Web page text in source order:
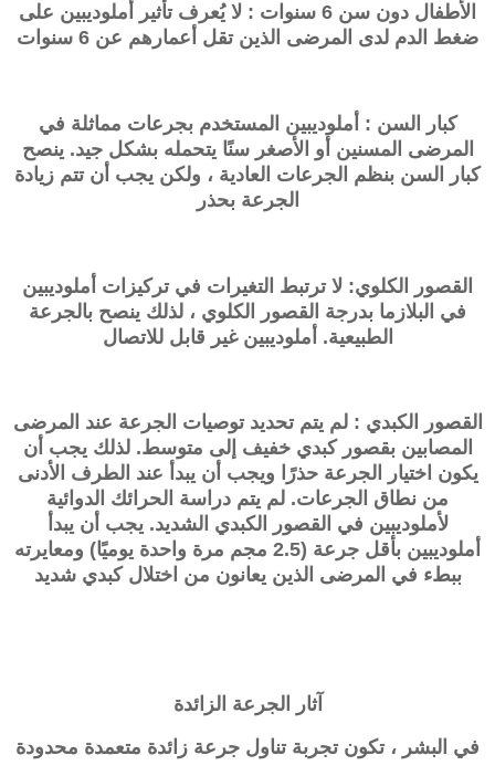
الأطفال دون سن 6 سنوات : لا يُعرف تأثير أملوديبين على
ضغط الدم لدى المرضى الذين تقل أعمارهم عن 6 سنوات
كبار السن : أملوديبين المستخدم بجرعات مماثلة في
المرضى المسنين أو الأصغر سنًا يتحمله بشكل جيد. ينصح
كبار السن بنظم الجرعات العادية ، ولكن يجب أن تتم زيادة
الجرعة بحذر
القصور الكلوي: لا ترتبط التغيرات في تركيزات أملوديبين
في البلازما بدرجة القصور الكلوي ، لذلك ينصح بالجرعة
الطبيعية. أملوديبين غير قابل للاتصال
القصور الكبدي : لم يتم تحديد توصيات الجرعة عند المرضى
المصابين بقصور كبدي خفيف إلى متوسط. لذلك يجب أن
يكون اختيار الجرعة حذرًا ويجب أن يبدأ عند الطرف الأدنى
من نطاق الجرعات. لم يتم دراسة الحرائك الدوائية
لأملوديبين في القصور الكبدي الشديد. يجب أن يبدأ
أملوديبين بأقل جرعة (2.5 مجم مرة واحدة يوميًا) ومعايرته
ببطء في المرضى الذين يعانون من اختلال كبدي شديد
آثار الجرعة الزائدة
في البشر ، تكون تجربة تناول جرعة زائدة متعمدة محدودة